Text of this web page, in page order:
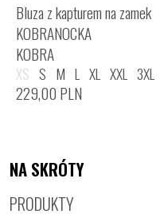
Bluza z kapturem na zamek
KOBRANOCKA
KOBRA
XS S M L XL XXL 3XL
229,00 PLN
NA SKRÓTY
PRODUKTY